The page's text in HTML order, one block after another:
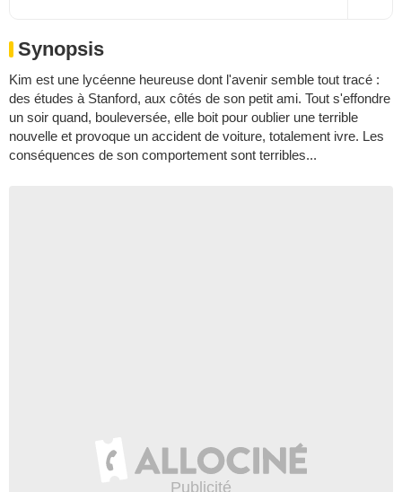
Synopsis
Kim est une lycéenne heureuse dont l'avenir semble tout tracé :
des études à Stanford, aux côtés de son petit ami. Tout s'effondre
un soir quand, bouleversée, elle boit pour oublier une terrible
nouvelle et provoque un accident de voiture, totalement ivre. Les
conséquences de son comportement sont terribles...